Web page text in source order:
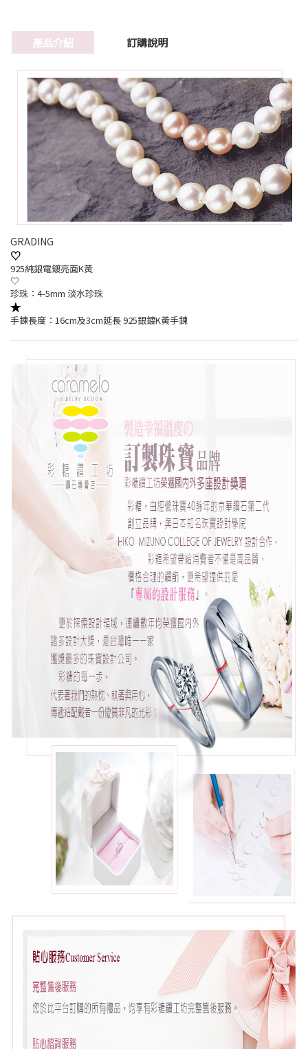
產品介紹 訂購說明
GRADING
♡
925純銀電鍍亮面K黃
♡
珍珠：4-5mm 淡水珍珠
★
手鍊長度：16cm及3cm延長 925銀鍍K黃手鍊